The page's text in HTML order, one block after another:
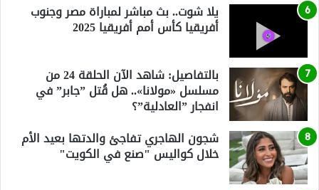
يلا شوت.. بث مباشر لمباراة مصر وجنوب
أفريقيا كأس أمم أفريقيا 2025
بالتفاصيل: شاهد الآن الحلقة 24 من
مسلسل «مولانا».. هل قُتل ”جابر” في
انفجار ”العادلية”؟
شجون الهاجري تفاجئ والدتها بعيد الأم
خلال كواليس "صنع في الكويت"